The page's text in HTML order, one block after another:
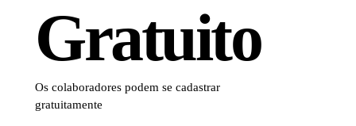
Gratuito
Os colaboradores podem se cadastrar
gratuitamente